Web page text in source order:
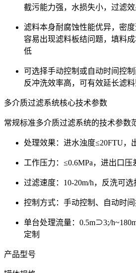
截污能力强，水损失小，过滤
滤料本身耐腐蚀性能优异，密
容易出现滤料板结问题，填料
低
可选择手动控制或自动时间控制
反冲洗效率高，可有效延长滤
多介质过滤系统核心技术参数
常规标准多介质过滤系统的技术参数
处理效果：进水浊度≤20FTU，
工作压力：≤0.6MPa，进出口压
过滤速度：10-20m/h，反洗可
控制方式：手动控制、自动时
单台处理流量：0.5m⊃3;/
定制
产品型号